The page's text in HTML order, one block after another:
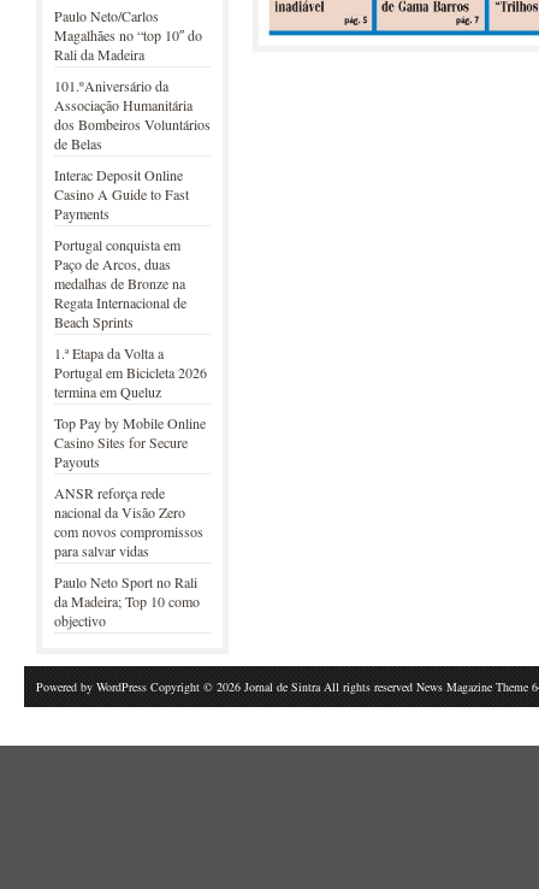
Paulo Neto/Carlos
Magalhães no “top 10″ do
Rali da Madeira
101.ºAniversário da
Associação Humanitária
dos Bombeiros Voluntários
de Belas
Interac Deposit Online
Casino A Guide to Fast
Payments
Portugal conquista em
Paço de Arcos, duas
medalhas de Bronze na
Regata Internacional de
Beach Sprints
1.ª Etapa da Volta a
Portugal em Bicicleta 2026
termina em Queluz
Top Pay by Mobile Online
Casino Sites for Secure
Payouts
ANSR reforça rede
nacional da Visão Zero
com novos compromissos
para salvar vidas
Paulo Neto Sport no Rali
da Madeira; Top 10 como
objectivo
Powered by WordPress Copyright © 2026 Jornal de Sintra All rights reserved News Magazine Theme